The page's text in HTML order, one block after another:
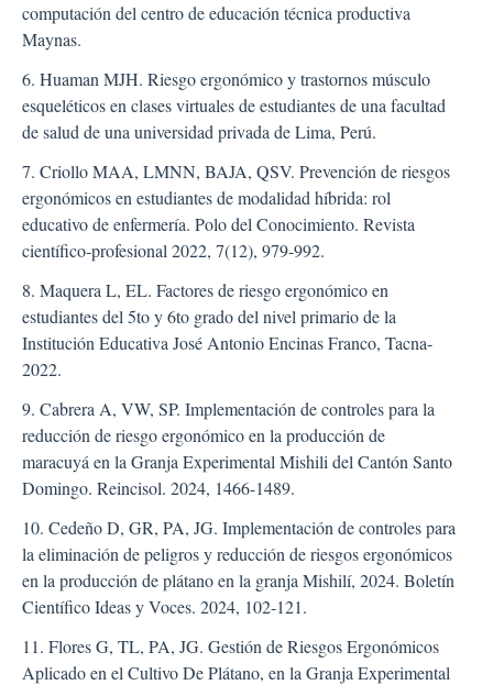
computación del centro de educación técnica productiva
Maynas.
6. Huaman MJH. Riesgo ergonómico y trastornos músculo
esqueléticos en clases virtuales de estudiantes de una facultad
de salud de una universidad privada de Lima, Perú.
7. Criollo MAA, LMNN, BAJA, QSV. Prevención de riesgos
ergonómicos en estudiantes de modalidad híbrida: rol
educativo de enfermería. Polo del Conocimiento. Revista
científico-profesional 2022, 7(12), 979-992.
8. Maquera L, EL. Factores de riesgo ergonómico en
estudiantes del 5to y 6to grado del nivel primario de la
Institución Educativa José Antonio Encinas Franco, Tacna-
2022.
9. Cabrera A, VW, SP. Implementación de controles para la
reducción de riesgo ergonómico en la producción de
maracuyá en la Granja Experimental Mishili del Cantón Santo
Domingo. Reincisol. 2024, 1466-1489.
10. Cedeño D, GR, PA, JG. Implementación de controles para
la eliminación de peligros y reducción de riesgos ergonómicos
en la producción de plátano en la granja Mishilí, 2024. Boletín
Científico Ideas y Voces. 2024, 102-121.
11. Flores G, TL, PA, JG. Gestión de Riesgos Ergonómicos
Aplicado en el Cultivo De Plátano, en la Granja Experimental